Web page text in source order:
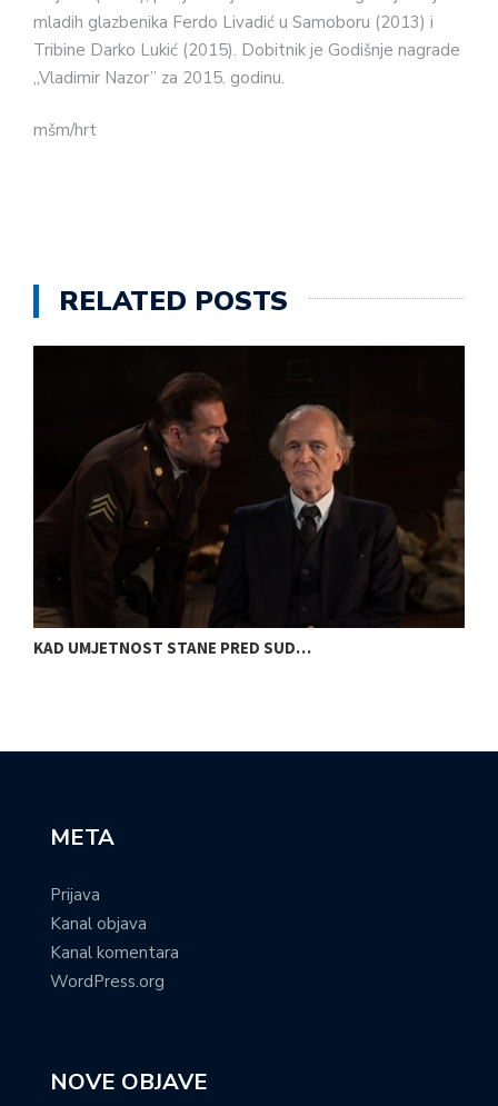
mladih glazbenika Ferdo Livadić u Samoboru (2013) i
Tribine Darko Lukić (2015). Dobitnik je Godišnje nagrade
„Vladimir Nazor” za 2015. godinu.
mšm/hrt
RELATED POSTS
KAD UMJETNOST STANE PRED SUD…
META
Prijava
Kanal objava
Kanal komentara
WordPress.org
NOVE OBJAVE